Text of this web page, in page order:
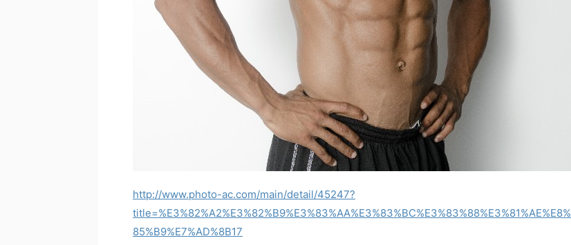
http://www.photo-ac.com/main/detail/45247?
title=%E3%82%A2%E3%82%B9%E3%83%AA%E3%83%BC%E3%83%88%E3%81%AE%E8%
85%B9%E7%AD%8B17